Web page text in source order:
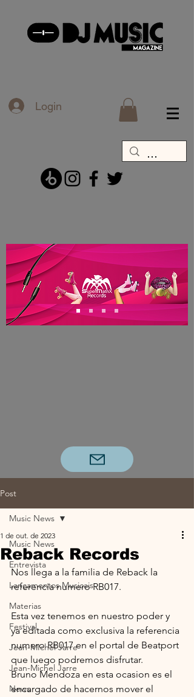
Login
Post
Music News
Entrevista
Lançamentos Musicais
Materias
Festival
Jean-MIchel Jarre
Jean-Michel Jarre
News
Music News
Reback Records
1 de out. de 2023
Nos llega a la familia de Reback la
referencia numero RB017.
Esta vez tenemos en nuestro poder y
ya editada como exclusiva la referencia
numero RB017 en el portal de Beatport
que luego podremos disfrutar.
Bruno Mendoza en esta ocasion es el
encargado de hacernos mover el